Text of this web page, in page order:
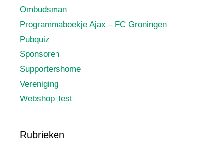
Ombudsman
Programmaboekje Ajax – FC Groningen
Pubquiz
Sponsoren
Supportershome
Vereniging
Webshop Test
Rubrieken